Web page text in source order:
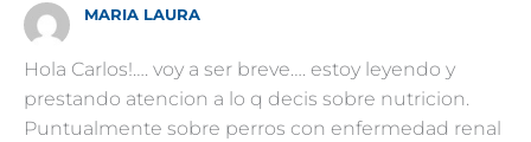
MARIA LAURA
Hola Carlos!…. voy a ser breve…. estoy leyendo y
prestando atencion a lo q decis sobre nutricion.
Puntualmente sobre perros con enfermedad renal